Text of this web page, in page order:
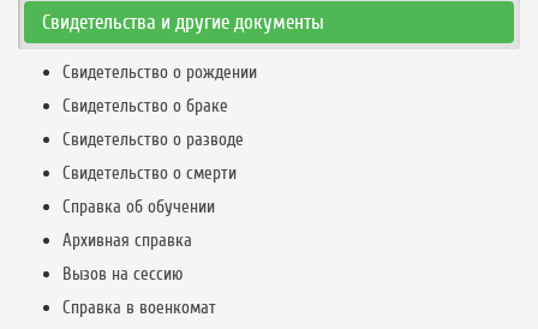
Свидетельства и другие документы
Свидетельство о рождении
Свидетельство о браке
Свидетельство о разводе
Свидетельство о смерти
Справка об обучении
Архивная справка
Вызов на сессию
Справка в военкомат